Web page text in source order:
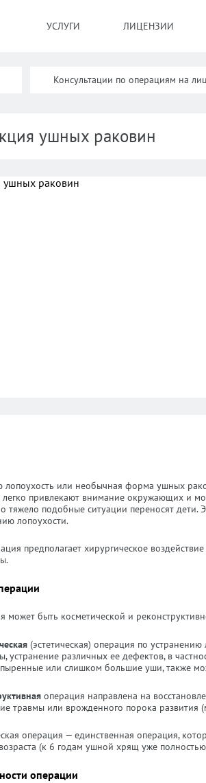
УСЛУГИ ЛИЦЕНЗИИ
Консультации по операциям на
ушных раковин
лопоухость или необычная форма ушных
привлекают внимание окружающих и
тяжело подобные ситуации переносят
лопоухости.
предполагает хирургическое
может быть косметической и
(эстетическая) операция по
устранение различных ее дефектов, в
или слишком большие уши, также
операция направлена на
травмы или врожденного порока развития
операция — единственная операция,
(к 6 годам ушной хрящ уже
операции